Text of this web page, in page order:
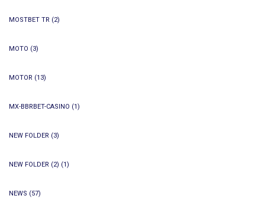
MOSTBET TR (2)
MOTO (3)
MOTOR (13)
MX-BBRBET-CASINO (1)
NEW FOLDER (3)
NEW FOLDER (2) (1)
NEWS (57)